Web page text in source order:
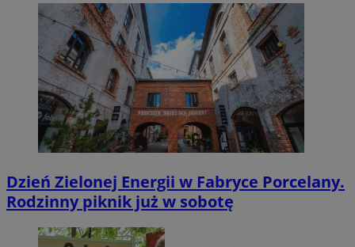
Dzień Zielonej Energii w Fabryce Porcelany.
Rodzinny piknik już w sobotę